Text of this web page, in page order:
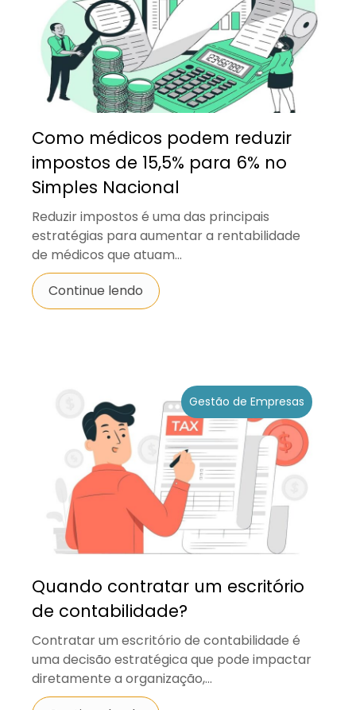
Como médicos podem reduzir
impostos de 15,5% para 6% no
Simples Nacional
Reduzir impostos é uma das principais
estratégias para aumentar a rentabilidade
de médicos que atuam...
Continue lendo
Gestão de Empresas
Quando contratar um escritório
de contabilidade?
Contratar um escritório de contabilidade é
uma decisão estratégica que pode impactar
diretamente a organização,...